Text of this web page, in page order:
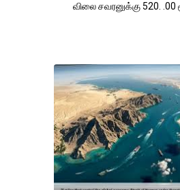
விலை சவரனுக்கு 520. .00